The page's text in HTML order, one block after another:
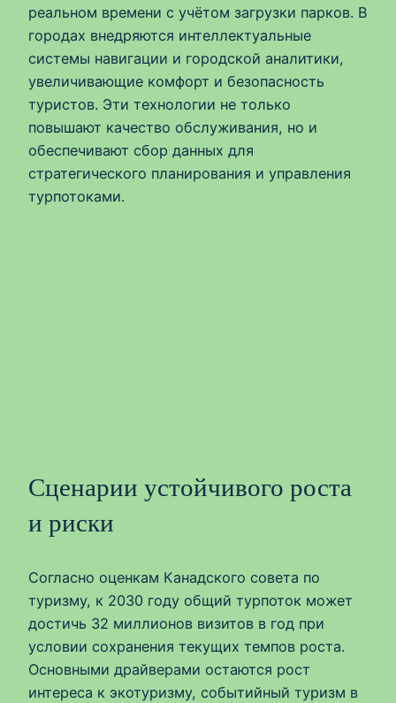
реальном времени с учётом загрузки парков. В
городах внедряются интеллектуальные
системы навигации и городской аналитики,
увеличивающие комфорт и безопасность
туристов. Эти технологии не только
повышают качество обслуживания, но и
обеспечивают сбор данных для
стратегического планирования и управления
турпотоками.
Сценарии устойчивого роста
и риски
Согласно оценкам Канадского совета по
туризму, к 2030 году общий турпоток может
достичь 32 миллионов визитов в год при
условии сохранения текущих темпов роста.
Основными драйверами остаются рост
интереса к экотуризму, событийный туризм в